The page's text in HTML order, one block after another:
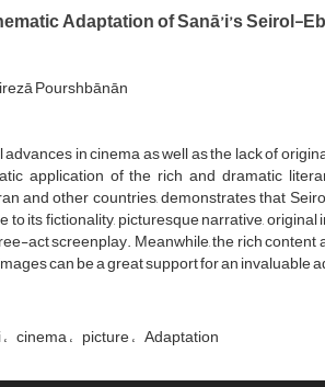
Adaptation of Sanā’i’s Seirol-
Pourshbānān
in cinema as well as the lack of
application of the rich and dramatic
and other countries, demonstrates that
to its fictionality, picturesque narrative,
act screenplay. Meanwhile, the rich
can be a great support for an invaluable
cinema picture Adaptation